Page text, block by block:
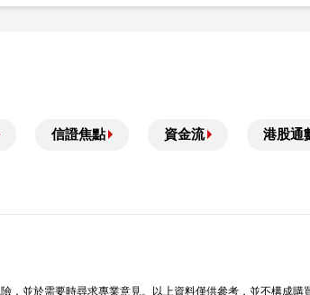
信證焦點 資金流 港股通
並於需要時尋求專業意見。以上資料僅供參考，並不構成購